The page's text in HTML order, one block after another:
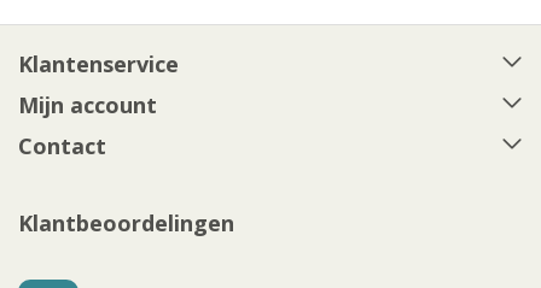
Klantenservice
Mijn account
Contact
Klantbeoordelingen